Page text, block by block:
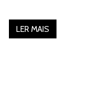
LER MAIS